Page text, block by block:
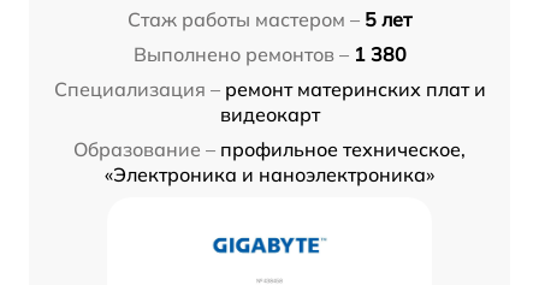
Стаж работы мастером – 5 лет
Выполнено ремонтов – 1 380
Специализация – ремонт материнских плат и
видеокарт
Образование – профильное техническое,
«Электроника и наноэлектроника»